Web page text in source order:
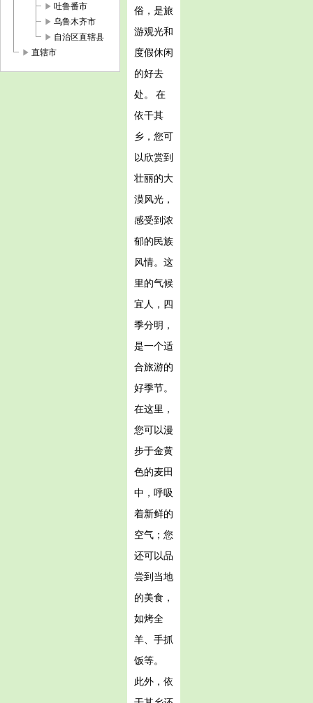
play_arrow 吐鲁番市
play_arrow 乌鲁木齐市
play_arrow 自治区直辖县
play_arrow 直辖市
俗，是旅
游观光和
度假休闲
的好去
处。 在
依干其
乡，您可
以欣赏到
壮丽的大
漠风光，
感受到浓
郁的民族
风情。这
里的气候
宜人，四
季分明，
是一个适
合旅游的
好季节。
在这里，
您可以漫
步于金黄
色的麦田
中，呼吸
着新鲜的
空气；您
还可以品
尝到当地
的美食，
如烤全
羊、手抓
饭等。
此外，依